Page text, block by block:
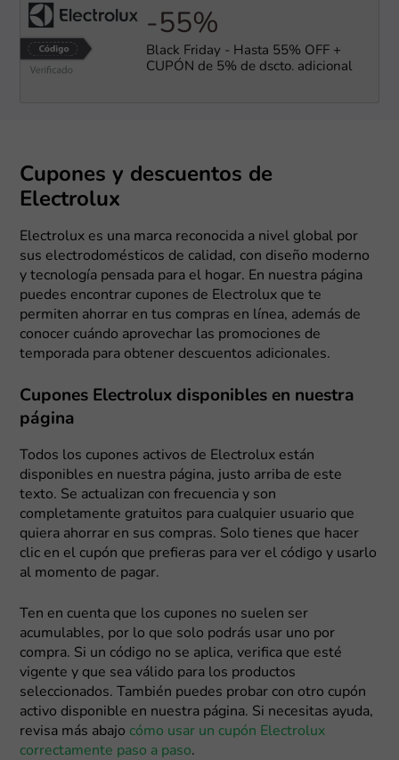
-55%
Black Friday - Hasta 55% OFF +
CUPÓN de 5% de dscto. adicional
Cupones y descuentos de
Electrolux
Electrolux es una marca reconocida a nivel global por
sus electrodomésticos de calidad, con diseño moderno
y tecnología pensada para el hogar. En nuestra página
puedes encontrar cupones de Electrolux que te
permiten ahorrar en tus compras en línea, además de
conocer cuándo aprovechar las promociones de
temporada para obtener descuentos adicionales.
Cupones Electrolux disponibles en nuestra
página
Todos los cupones activos de Electrolux están
disponibles en nuestra página, justo arriba de este
texto. Se actualizan con frecuencia y son
completamente gratuitos para cualquier usuario que
quiera ahorrar en sus compras. Solo tienes que hacer
clic en el cupón que prefieras para ver el código y usarlo
al momento de pagar.
Ten en cuenta que los cupones no suelen ser
acumulables, por lo que solo podrás usar uno por
compra. Si un código no se aplica, verifica que esté
vigente y que sea válido para los productos
seleccionados. También puedes probar con otro cupón
activo disponible en nuestra página. Si necesitas ayuda,
revisa más abajo cómo usar un cupón Electrolux
correctamente paso a paso.